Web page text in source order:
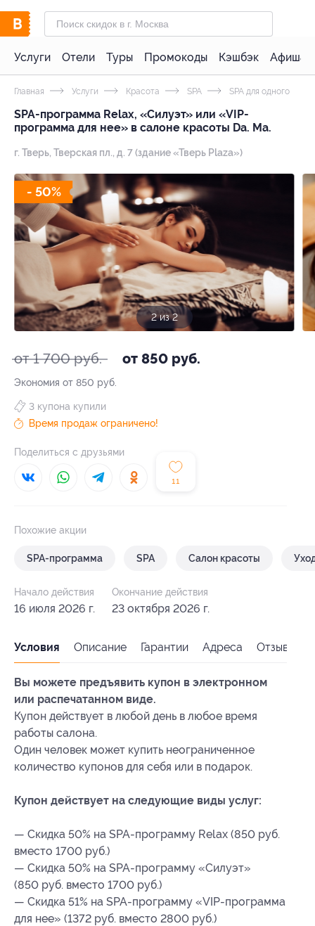
Услуги Отели Туры Промокоды Кэшбэк Афиша
Главная Услуги Красота SPA SPA для одного
SPA-программа Relax, «Силуэт» или «VIP-
программа для нее» в салоне красоты Da. Ma.
г. Тверь, Тверская пл., д. 7 (здание «Тверь Plaza»)
- 50%
2 из 2
от 1 700 руб. от 850 руб.
Экономия от 850 руб.
11
3 купона купили
Время продаж ограничено!
Поделиться с друзьями
Похожие акции
SPA-программа SPA Салон красоты
Начало действия
16 июля 2026 г.
Окончание действия
23 октября 2026 г.
Условия Описание Гарантии Адреса Отзывы
Вы можете предъявить купон в электронном
или распечатанном виде.
Купон действует в любой день в любое время
работы салона.
Один человек может купить неограниченное
количество купонов для себя или в подарок.
Купон действует на следующие виды услуг:
— Скидка 50% на SPA-программу Relax (850 руб.
вместо 1700 руб.)
— Скидка 50% на SPA-программу «Силуэт»
(850 руб. вместо 1700 руб.)
— Скидка 51% на SPA-программу «VIP-программа
для нее» (1372 руб. вместо 2800 руб.)